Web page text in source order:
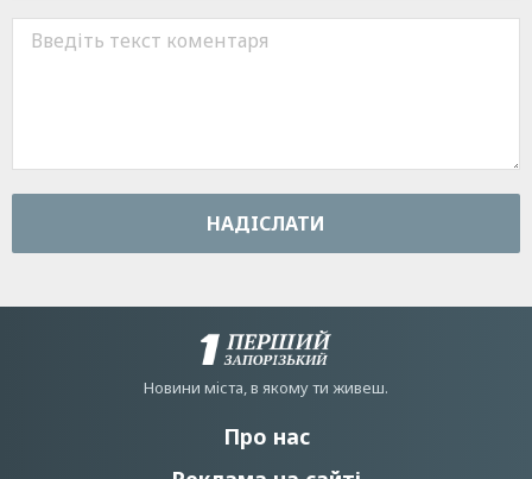
НАДIСЛАТИ
Новини мiста, в якому ти живеш.
Про нас